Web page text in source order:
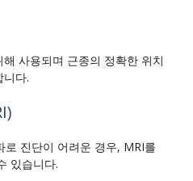
사용되며 근종의 정확한 위치
다.
진단이 어려운 경우, MRI를
있습니다.